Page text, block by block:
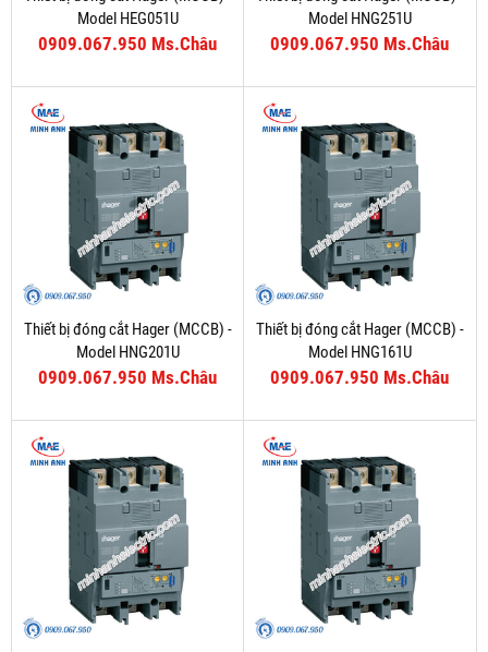
Model HEG051U
0909.067.950 Ms.Châu
Model HNG251U
0909.067.950 Ms.Châu
Thiết bị đóng cắt Hager (MCCB) -
Model HNG201U
0909.067.950 Ms.Châu
Thiết bị đóng cắt Hager (MCCB) -
Model HNG161U
0909.067.950 Ms.Châu